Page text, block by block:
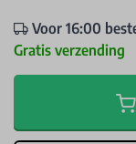
Voor 16:00
Gratis verzending